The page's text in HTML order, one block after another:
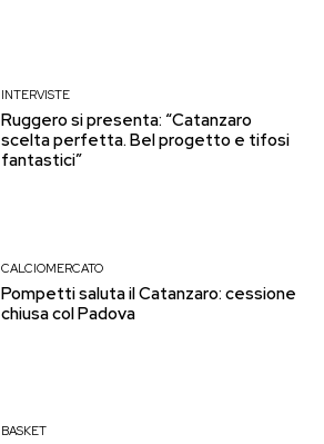
INTERVISTE
Ruggero si presenta: “Catanzaro
scelta perfetta. Bel progetto e tifosi
fantastici”
CALCIOMERCATO
Pompetti saluta il Catanzaro: cessione
chiusa col Padova
BASKET